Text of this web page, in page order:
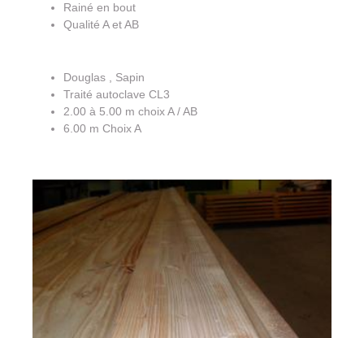
Rainé en bout
Qualité A et AB
Douglas , Sapin
Traité autoclave CL3
2.00 à 5.00 m choix A / AB
6.00 m Choix A